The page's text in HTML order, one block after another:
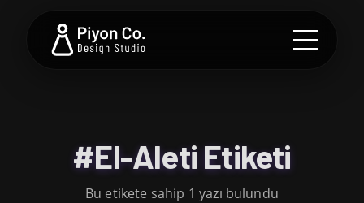
#El-Aleti Etiketi
Bu etikete sahip 1 yazı bulundu